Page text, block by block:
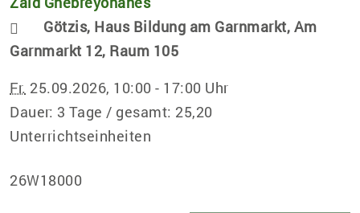
Götzis, Haus Bildung am Garnmarkt, Am
Garnmarkt 12, Raum 105
Fr. 25.09.2026, 10:00 - 17:00 Uhr
Dauer: 3 Tage / gesamt: 25,20
Unterrichtseinheiten
26W18000